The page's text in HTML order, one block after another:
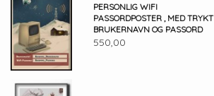
PERSONLIG WIFI
PASSORDPOSTER , MED TRYKT
BRUKERNAVN OG PASSORD
550,00